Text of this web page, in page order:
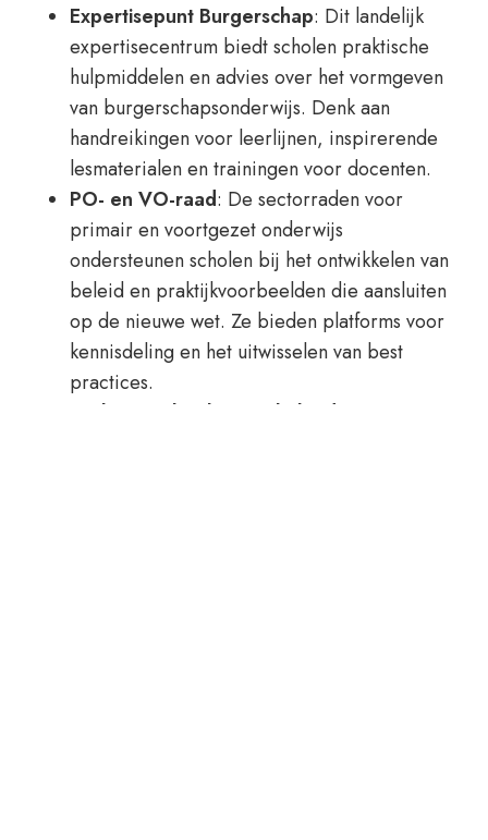
Expertisepunt Burgerschap: Dit landelijk
expertisecentrum biedt scholen praktische
hulpmiddelen en advies over het vormgeven
van burgerschapsonderwijs. Denk aan
handreikingen voor leerlijnen, inspirerende
lesmaterialen en trainingen voor docenten.
PO- en VO-raad: De sectorraden voor
primair en voortgezet onderwijs
ondersteunen scholen bij het ontwikkelen van
beleid en praktijkvoorbeelden die aansluiten
op de nieuwe wet. Ze bieden platforms voor
kennisdeling en het uitwisselen van best
practices.
Stichting School en Veiligheid